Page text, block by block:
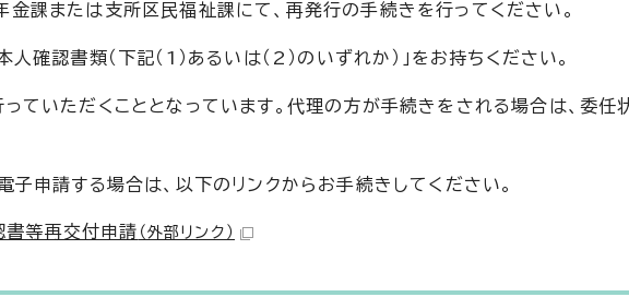
課または支所区民福祉課にて、再発行の手続きを行ってください。
確認書類（下記（1）あるいは（2）のいずれか）」をお持ちください。
ていただくこととなっています。代理の方が手続きをされる場合は、委任
子申請する場合は、以下のリンクからお手続きしてください。
書等再交付申請 （外部リンク）